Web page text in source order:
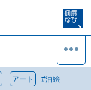
アート #油絵